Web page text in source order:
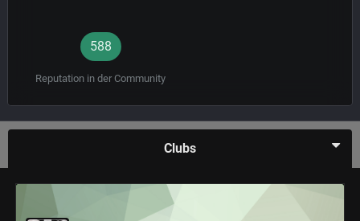
588
Reputation in der Community
Clubs